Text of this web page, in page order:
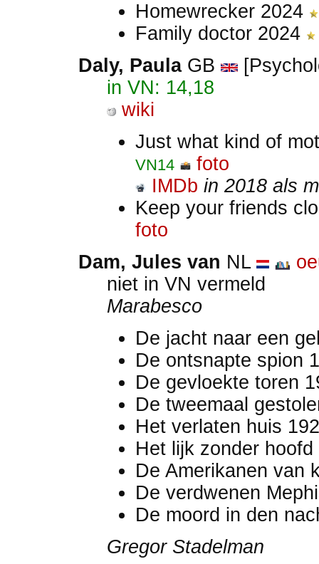
Homewrecker 2024
Family doctor 2024
Daly, PaulaGB
in VN: 14,18
wiki
Just what kind of
VN14
foto
IMDb in 2018 als
Keep your friends
foto
Dam, Jules van NL
niet in VN vermeld
Marabesco
De jacht naar een
De ontsnapte spion
De gevloekte toren
De tweemaal
Het verlaten huis
Het lijk zonder
De Amerikanen van
De verdwenen
De moord in den
Gregor Stadelman